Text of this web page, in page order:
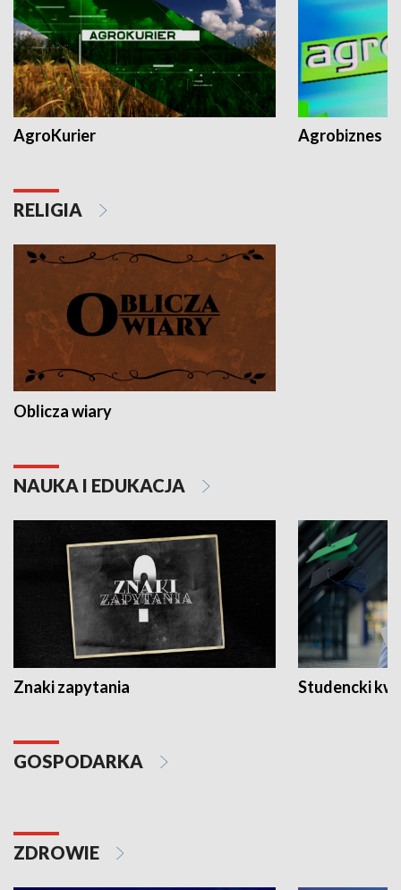
AgroKurier Agrobiznes
RELIGIA
Oblicza wiary
NAUKA I EDUKACJA
Znaki zapytania Studencki
GOSPODARKA
ZDROWIE